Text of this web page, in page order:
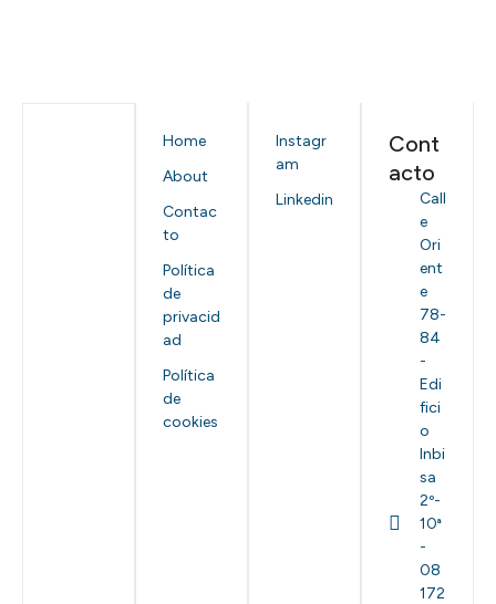
Home
About
Contac
to
Política
de
privacid
ad
Política
de
cookies
Instagr
am
Linkedin
Cont
acto
Call
e
Ori
ent
e
78-
84
-
Edi
fici
o
Inbi
sa
2º-
10ª
-
08
172